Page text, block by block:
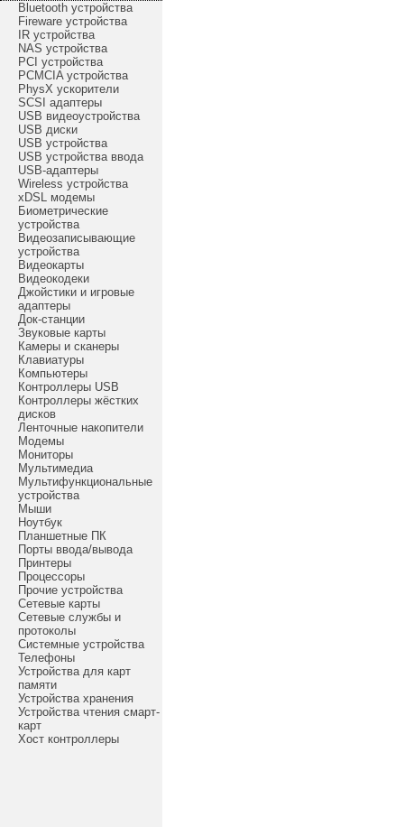
Bluetooth устройства
Fireware устройства
IR устройства
NAS устройства
PCI устройства
PCMCIA устройства
PhysX ускорители
SCSI адаптеры
USB видеоустройства
USB диски
USB устройства
USB устройства ввода
USB-адаптеры
Wireless устройства
xDSL модемы
Биометрические
устройства
Видеозаписывающие
устройства
Видеокарты
Видеокодеки
Джойстики и игровые
адаптеры
Док-станции
Звуковые карты
Камеры и сканеры
Клавиатуры
Компьютеры
Контроллеры USB
Контроллеры жёстких
дисков
Ленточные накопители
Модемы
Мониторы
Мультимедиа
Мультифункциональные
устройства
Мыши
Ноутбук
Планшетные ПК
Порты ввода/вывода
Принтеры
Процессоры
Прочие устройства
Сетевые карты
Сетевые службы и
протоколы
Системные устройства
Телефоны
Устройства для карт
памяти
Устройства хранения
Устройства чтения смарт-
карт
Хост контроллеры